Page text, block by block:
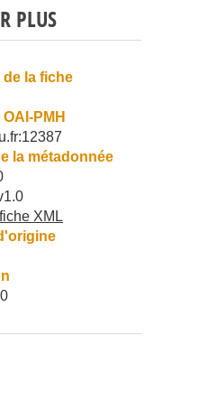
PLUS
de la fiche
PMH
la métadonnée
XML